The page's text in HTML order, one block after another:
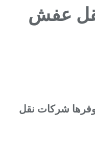
عفش
شركات نقل